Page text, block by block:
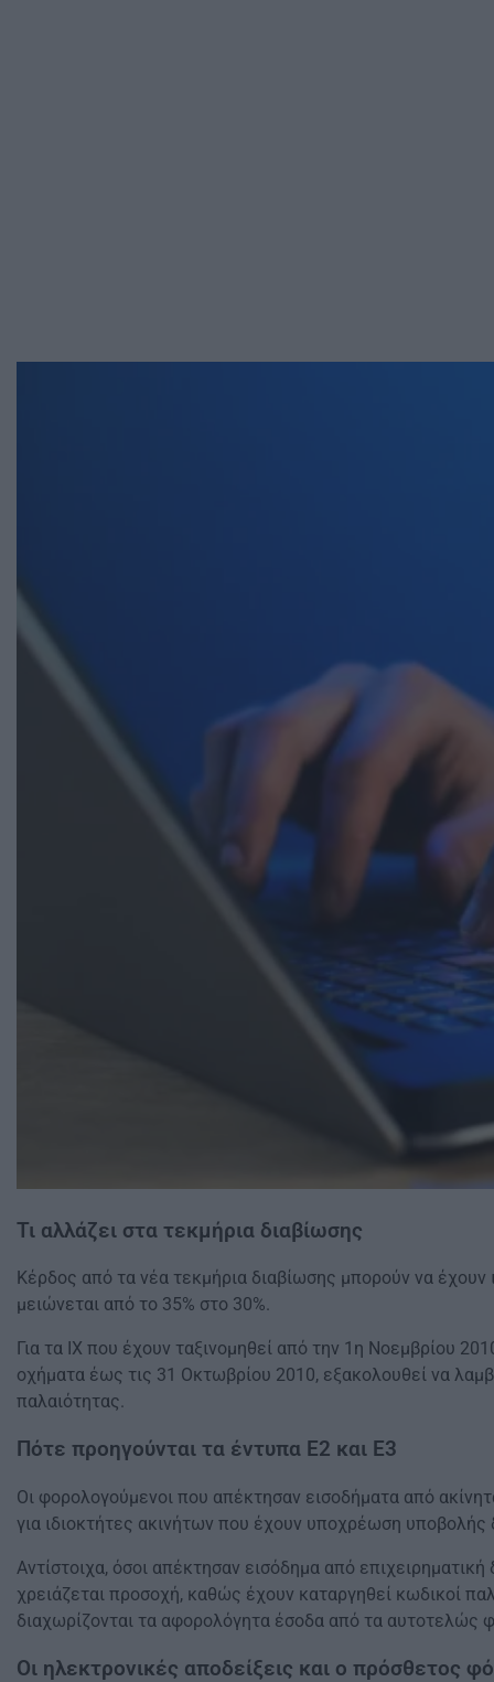
Τι αλλάζει στα τεκμήρια διαβίωσης
Κέρδος από τα νέα τεκμήρια διαβίωσης μπορούν να έχουν
μειώνεται από το 35% στο 30%.
Για τα ΙΧ που έχουν ταξινομηθεί από την 1η Νοεμβρίου
οχήματα έως τις 31 Οκτωβρίου 2010, εξακολουθεί να
παλαιότητας.
Πότε προηγούνται τα έντυπα Ε2 και Ε3
Οι φορολογούμενοι που απέκτησαν εισοδήματα από
για ιδιοκτήτες ακινήτων που έχουν υποχρέωση
Αντίστοιχα, όσοι απέκτησαν εισόδημα από
χρειάζεται προσοχή, καθώς έχουν καταργηθεί κωδικοί
διαχωρίζονται τα αφορολόγητα έσοδα από τα αυτοτελώς
Οι ηλεκτρονικές αποδείξεις και ο πρόσθετος